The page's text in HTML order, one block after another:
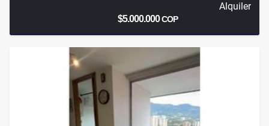
Alquiler
$5.000.000COP